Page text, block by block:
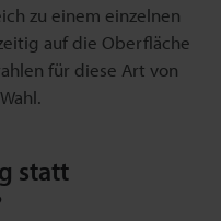
zu einem einzelnen
auf die Oberfläche
für diese Art von
statt